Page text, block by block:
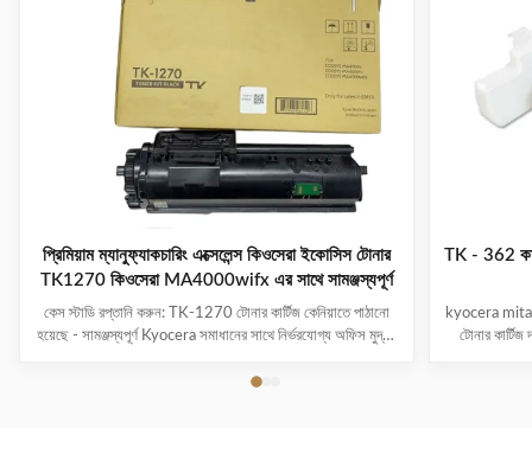
প্রিমিয়াম ম্যানুফ্যাকচারিং এক্সেলেন্স কিওসেরা ইকোসিস টোনার
TK1270 কিওসেরা MA4000wifx এর সাথে সামঞ্জস্যপূর্ণ
কেস স্টাডি রপ্তানি করুন: TK-1270 টোনার কার্টিজ কেনিয়াতে পাঠানো
হয়েছে - সামঞ্জস্যপূর্ণ Kyocera সমাধানের সাথে নির্ভরযোগ্য অফিস মুদ্রণ
KYOCERA TK-1270 টোনার কার্টিজ শর্ত:একদম নতুন পৃষ্ঠা
TK - 362
kyocera mita
টোনার